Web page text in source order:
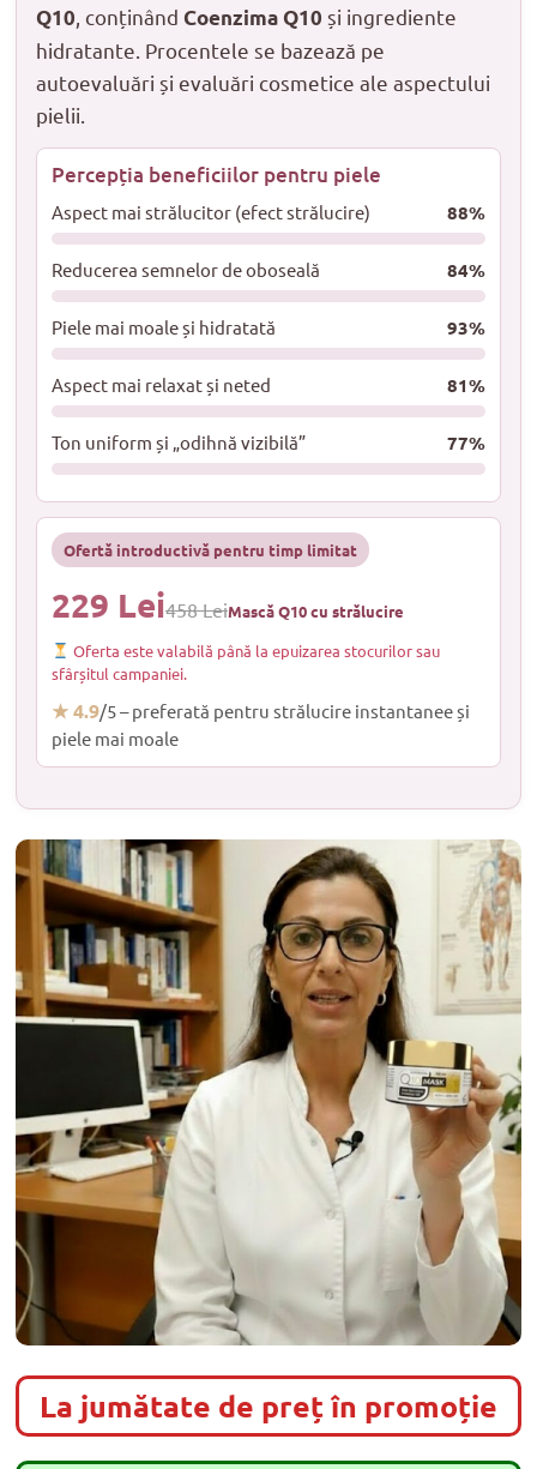
Q10 , conținând Coenzima Q10 și ingrediente
hidratante. Procentele se bazează pe
autoevaluări și evaluări cosmetice ale aspectului
pielii.
Percepția beneficiilor pentru piele
Aspect mai strălucitor (efect strălucire) 88%
Reducerea semnelor de oboseală 84%
Piele mai moale și hidratată 93%
Aspect mai relaxat și neted 81%
Ton uniform și „odihnă vizibilă” 77%
Ofertă introductivă pentru timp limitat
229 Lei458 LeiMască Q10 cu strălucire
Oferta este valabilă până la epuizarea stocurilor sau
sfârșitul campaniei.
★ 4.9/5 – preferată pentru strălucire instantanee și
piele mai moale
La jumătate de preț în promoție